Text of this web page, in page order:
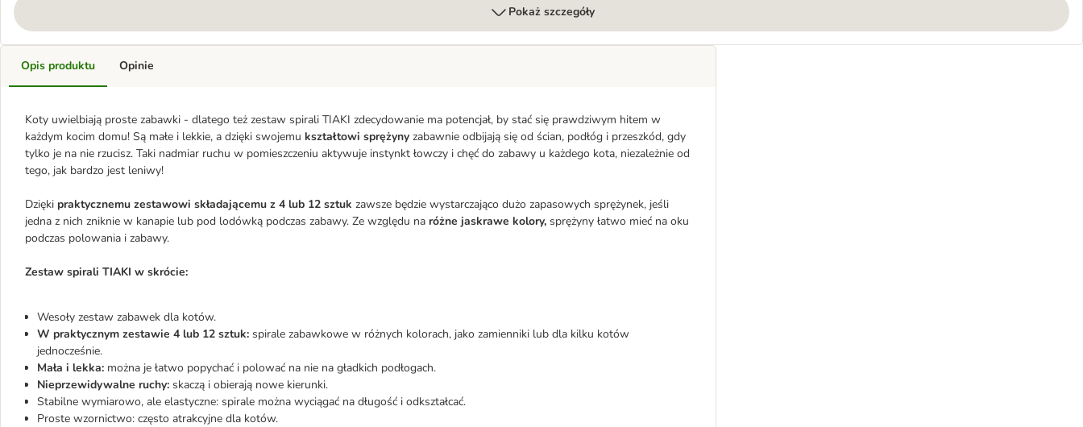
Pokaż szczegóły
Opis produktu
Koty uwielbiają proste zabawki - dlatego też zestaw spirali TIAKI zdecydowanie ma potencjał, by stać się prawdziwym hitem w
każdym kocim domu! Są małe i lekkie, a dzięki swojemu kształtowi sprężyny zabawnie odbijają się od ścian, podłóg i przeszkód, gdy
tylko je na nie rzucisz. Taki nadmiar ruchu w pomieszczeniu aktywuje instynkt łowczy i chęć do zabawy u każdego kota, niezależnie od
tego, jak bardzo jest leniwy!
Dzięki praktycznemu zestawowi składającemu z 4 lub 12 sztuk zawsze będzie wystarczająco dużo zapasowych sprężynek, jeśli
jedna z nich zniknie w kanapie lub pod lodówką podczas zabawy. Ze względu na różne jaskrawe kolory, sprężyny łatwo mieć na oku
podczas polowania i zabawy.
Zestaw spirali TIAKI w skrócie:
Wesoły zestaw zabawek dla kotów.
W praktycznym zestawie 4 lub 12 sztuk: spirale zabawkowe w różnych kolorach, jako zamienniki lub dla kilku kotów
jednocześnie.
Mała i lekka: można je łatwo popychać i polować na nie na gładkich podłogach.
Nieprzewidywalne ruchy: skaczą i obierają nowe kierunki.
Stabilne wymiarowo, ale elastyczne: spirale można wyciągać na długość i odkształcać.
Proste wzornictwo: często atrakcyjne dla kotów.
Opinie